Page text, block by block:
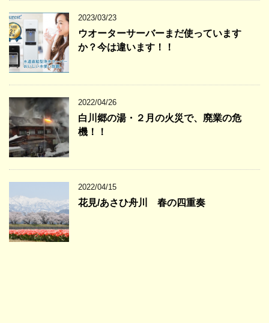
2023/03/23
ウオーターサーバーまだ使っています
か？今は違います！！
2022/04/26
白川郷の湯・２月の火災で、廃業の危
機！！
2022/04/15
花見/あさひ舟川 春の四重奏